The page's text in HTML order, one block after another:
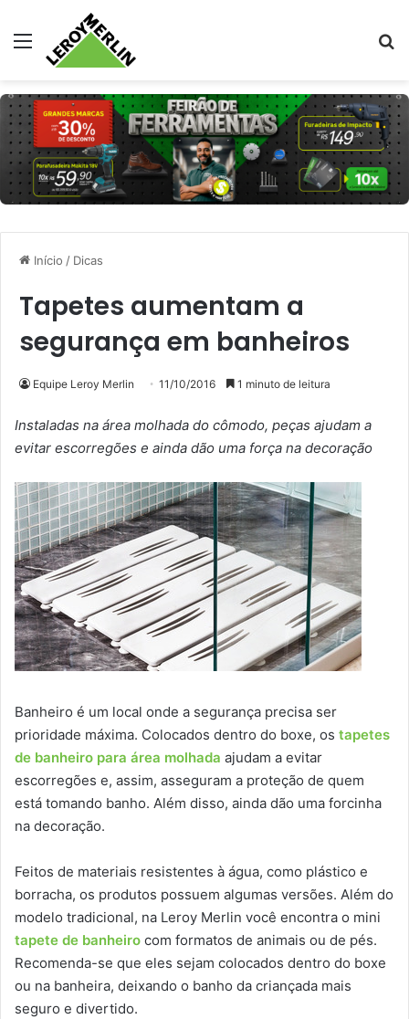
Menu
Início / Dicas
Tapetes aumentam a
segurança em banheiros
Equipe Leroy Merlin 11/10/2016 1 minuto de leitura
Instaladas na área molhada do cômodo, peças ajudam a
evitar escorregões e ainda dão uma força na decoração
Banheiro é um local onde a segurança precisa ser
prioridade máxima. Colocados dentro do boxe, os tapetes
de banheiro para área molhada ajudam a evitar
escorregões e, assim, asseguram a proteção de quem
está tomando banho. Além disso, ainda dão uma forcinha
na decoração.
Feitos de materiais resistentes à água, como plástico e
borracha, os produtos possuem algumas versões. Além do
modelo tradicional, na Leroy Merlin você encontra o mini
tapete de banheiro com formatos de animais ou de pés.
Recomenda-se que eles sejam colocados dentro do boxe
ou na banheira, deixando o banho da criançada mais
seguro e divertido.